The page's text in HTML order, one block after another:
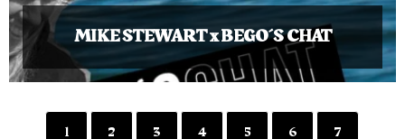
MIKE STEWART x BEGO´S CHAT
1 2 3 4 5 6 7